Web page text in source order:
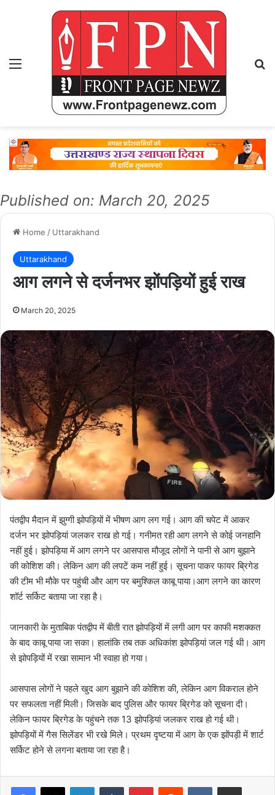
Menu
Published on: March 20, 2025
Home / Uttarakhand
Uttarakhand
आग लगने से दर्जनभर झोंपड़ियों हुई राख
March 20, 2025
पंतद्वीप मैदान में झुग्गी झोपड़ियों में भीषण आग लग गई। आग की चपेट में आकर
दर्जन भर झोपड़ियां जलकर राख हो गई। गनीमत रही आग लगने से कोई जनहानि
नहीं हुई। झोपड़िया में आग लगने पर आसपास मौजूद लोगों ने पानी से आग बुझाने
की कोशिश की। लेकिन आग की लपटें कम नहीं हुई। सूचना पाकर फायर ब्रिगेड
की टीम भी मौके पर पहुंची और आग पर बमुश्किल काबू पाया।आग लगने का कारण
शॉर्ट सर्किट बताया जा रहा है।
जानकारी के मुताबिक पंतद्वीप में बीती रात झोपड़ियों में लगी आग पर काफी मशक्कत
के बाद काबू पाया जा सका। हालांकि तब तक अधिकांश झोपड़ियां जल गई थी। आग
से झोपड़ियों में रखा सामान भी स्वाहा हो गया।
आसपास लोगों ने पहले खुद आग बुझाने की कोशिश की, लेकिन आग विकराल होने
पर सफलता नहीं मिली। जिसके बाद पुलिस और फायर ब्रिगेड को सूचना दी।
लेकिन फायर ब्रिगेड के पहुंचने तक 13 झोपड़ियां जलकर राख हो गई थी।
झोपड़ियों में गैस सिलेंडर भी रखे मिले। प्रथम दृष्टया में आग के एक झोंपड़ी में शार्ट
सर्किट होने से लगना बताया जा रहा है।
LinkedInTumblr PinterestReddit VKontakteShare via Email